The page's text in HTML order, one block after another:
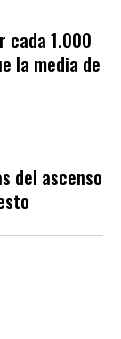
cada 1.000
la media de
del ascenso